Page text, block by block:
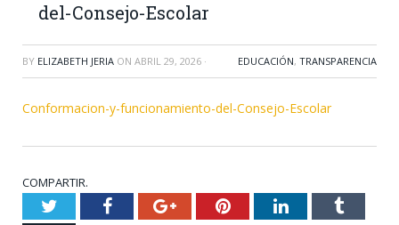
del-Consejo-Escolar
BY ELIZABETH JERIA ON ABRIL 29, 2026 · EDUCACIÓN, TRANSPARENCIA
Conformacion-y-funcionamiento-del-Consejo-Escolar
COMPARTIR.
TwitterFacebookGoogle+PinterestLinkedInTumblr